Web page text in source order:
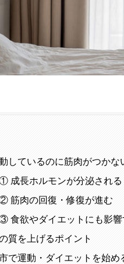
動しているのに筋肉がつか
成長ホルモンが分泌される
筋肉の回復・修復が進む
食欲やダイエットにも影響
質を上げるポイント
で運動・ダイエットを始め